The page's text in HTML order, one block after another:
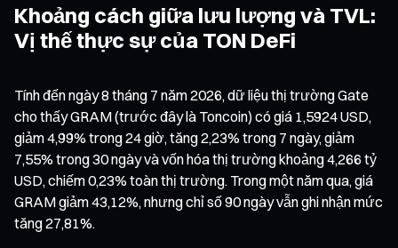
Khoảng cách giữa lưu lượng và TVL:
Vị thế thực sự của TON DeFi
Tính đến ngày 8 tháng 7 năm 2026, dữ liệu thị trường Gate
cho thấy GRAM (trước đây là Toncoin) có giá 1,5924 USD,
giảm 4,99% trong 24 giờ, tăng 2,23% trong 7 ngày, giảm
7,55% trong 30 ngày và vốn hóa thị trường khoảng 4,266 tỷ
USD, chiếm 0,23% toàn thị trường. Trong một năm qua, giá
GRAM giảm 43,12%, nhưng chỉ số 90 ngày vẫn ghi nhận mức
tăng 27,81%.